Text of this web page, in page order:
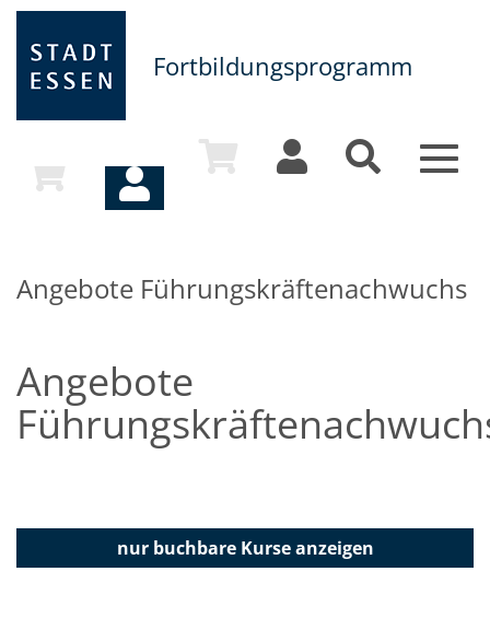
Fortbildungsprogramm
Angebote Führungskräftenachwuchs
Angebote
nur buchbareKurse anzeigen